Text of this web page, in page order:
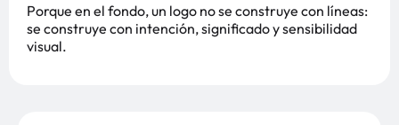
Porque en el fondo, un logo no se construye con líneas:
se construye con intención, significado y sensibilidad
visual.